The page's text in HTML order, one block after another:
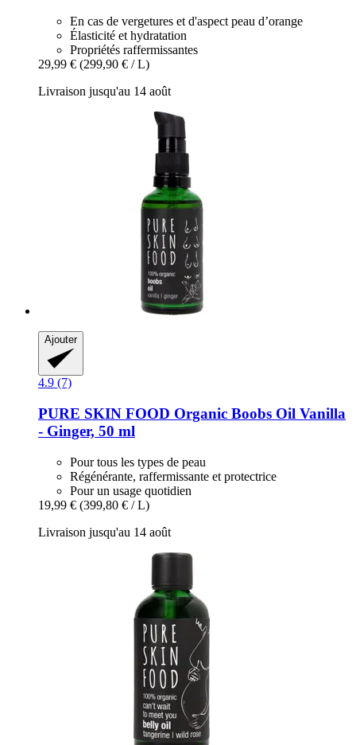
En cas de vergetures et d'aspect peau d’orange
Élasticité et hydratation
Propriétés raffermissantes
29,99 € (299,90 € / L)
Livraison jusqu'au 14 août
Ajouter
4.9 (7)
PURE SKIN FOOD Organic Boobs Oil Vanilla
-​ Ginger, 50 ml
Pour tous les types de peau
Régénérante, raffermissante et protectrice
Pour un usage quotidien
19,99 € (399,80 € / L)
Livraison jusqu'au 14 août